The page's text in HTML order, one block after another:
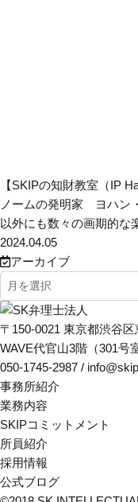
【SKIPの知財教室（IP
ノームの発明家 ヨハン
以外にも数々の画期的な
2024.04.05
アーカイブ
〒150-0021 東京都渋谷
WAVE代官山3階（301号
050-1745-2987 /
事務所紹介
業務内容
SKIPコミットメント
所員紹介
採用情報
公式ブログ